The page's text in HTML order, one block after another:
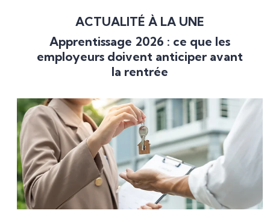
ACTUALITÉ À LA UNE
Apprentissage 2026 : ce que les
employeurs doivent anticiper avant
la rentrée